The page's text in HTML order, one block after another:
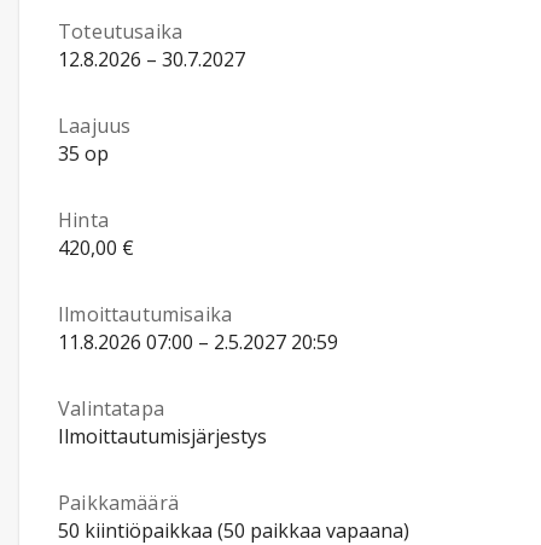
Toteutusaika
12.8.2026 – 30.7.2027
Laajuus
35 op
Hinta
420,00 €
Ilmoittautumisaika
11.8.2026 07:00 – 2.5.2027 20:59
Valintatapa
Ilmoittautumisjärjestys
Paikkamäärä
50 kiintiöpaikkaa (50 paikkaa vapaana)